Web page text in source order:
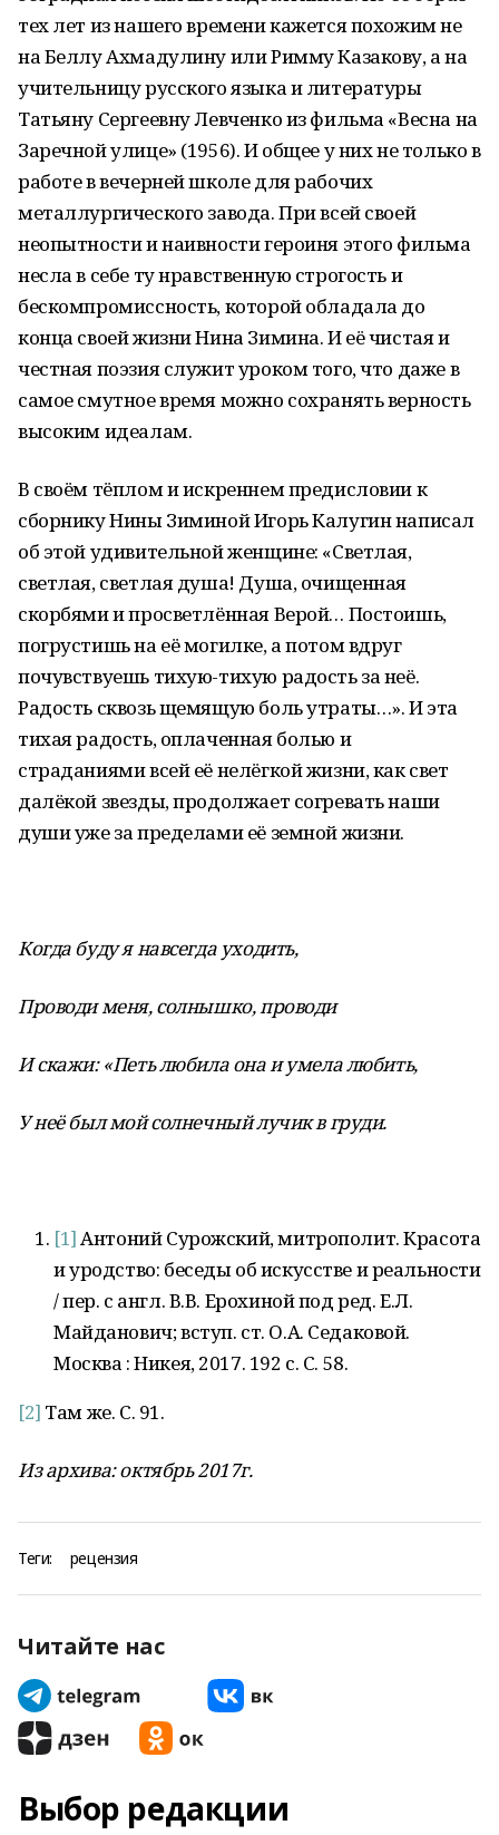
тех лет из нашего времени кажется похожим не
на Беллу Ахмадулину или Римму Казакову, а на
учительницу русского языка и литературы
Татьяну Сергеевну Левченко из фильма «Весна на
Заречной улице» (1956). И общее у них не только в
работе в вечерней школе для рабочих
металлургического завода. При всей своей
неопытности и наивности героиня этого фильма
несла в себе ту нравственную строгость и
бескомпромиссность, которой обладала до
конца своей жизни Нина Зимина. И её чистая и
честная поэзия служит уроком того, что даже в
самое смутное время можно сохранять верность
высоким идеалам.
В своём тёплом и искреннем предисловии к
сборнику Нины Зиминой Игорь Калугин написал
об этой удивительной женщине: «Светлая,
светлая, светлая душа! Душа, очищенная
скорбями и просветлённая Верой… Постоишь,
погрустишь на её могилке, а потом вдруг
почувствуешь тихую-тихую радость за неё.
Радость сквозь щемящую боль утраты…». И эта
тихая радость, оплаченная болью и
страданиями всей её нелёгкой жизни, как свет
далёкой звезды, продолжает согревать наши
души уже за пределами её земной жизни.
Когда буду я навсегда уходить,
Проводи меня, солнышко, проводи
И скажи: «Петь любила она и умела любить,
У неё был мой солнечный лучик в груди.
[1]Антоний Сурожский, митрополит. Красота
и уродство: беседы об искусстве и реальности
/ пер. с англ. В.В. Ерохиной под ред. Е.Л.
Майданович; вступ. ст. О.А. Седаковой.
Москва : Никея, 2017. 192 с. С. 58.
[2] Там же. С. 91.
Из архива: октябрь 2017г.
Теги: рецензия
Читайте нас
Выбор редакции